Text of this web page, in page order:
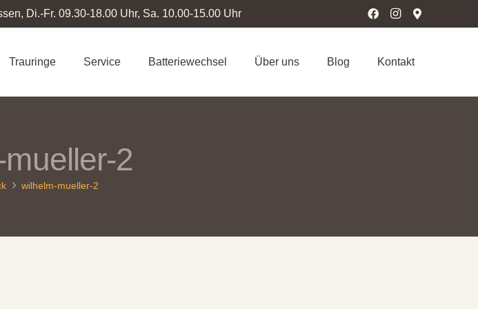
Di.-Fr. 09.30-18.00 Uhr, Sa. 10.00-15.00 Uhr
Trauringe Service Batteriewechsel Über uns Blog Kontakt
2
wilhelm-mueller-2